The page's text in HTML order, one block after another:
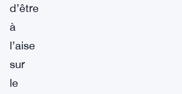
d’être
à
l’aise
sur
le